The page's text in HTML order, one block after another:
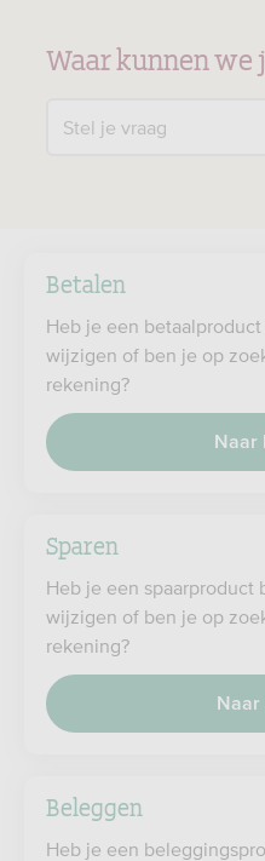
Waar kunnen we
Stel je vraag
Betalen
Heb je een
wijzigen of ben je op
rekening?
Naar
Sparen
Heb je een spaarproduct
wijzigen of ben je op
rekening?
Naar
Beleggen
Heb je een